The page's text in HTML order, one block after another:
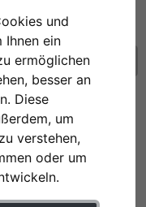
und
Ihnen ein
ermöglichen
besser an
Diese
um
verstehen,
oder um
zurücksetzen